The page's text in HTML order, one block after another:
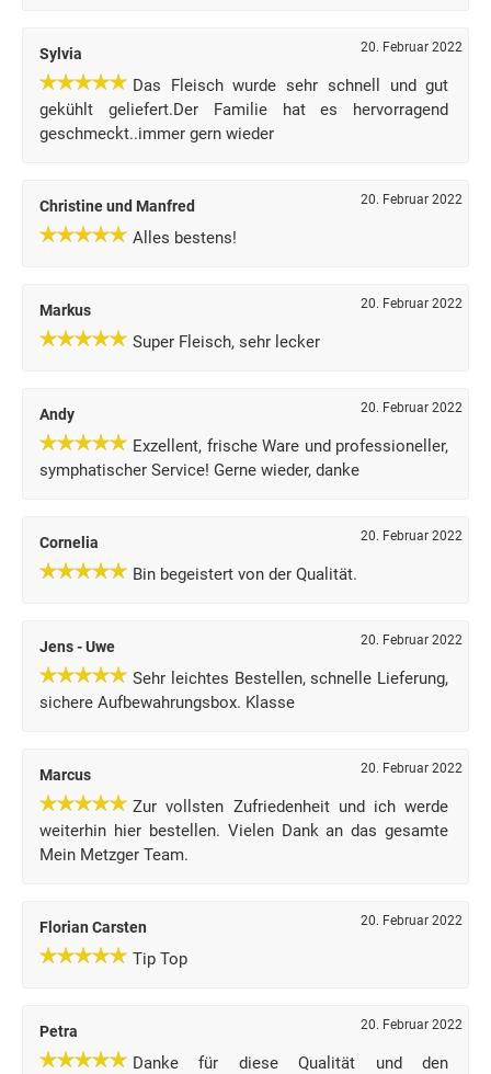
Sylvia 20. Februar 2022
Das Fleisch wurde sehr schnell und gut
gekühlt geliefert.Der Familie hat es hervorragend
geschmeckt..immer gern wieder
Christine und Manfred 20. Februar 2022
Alles bestens!
Markus 20. Februar 2022
Super Fleisch, sehr lecker
Andy 20. Februar 2022
Exzellent, frische Ware und professioneller,
symphatischer Service! Gerne wieder, danke
Cornelia 20. Februar 2022
Bin begeistert von der Qualität.
Jens - Uwe 20. Februar 2022
Sehr leichtes Bestellen, schnelle Lieferung,
sichere Aufbewahrungsbox. Klasse
Marcus 20. Februar 2022
Zur vollsten Zufriedenheit und ich werde
weiterhin hier bestellen. Vielen Dank an das gesamte
Mein Metzger Team.
Florian Carsten 20. Februar 2022
Tip Top
Petra 20. Februar 2022
Danke für diese Qualität und den